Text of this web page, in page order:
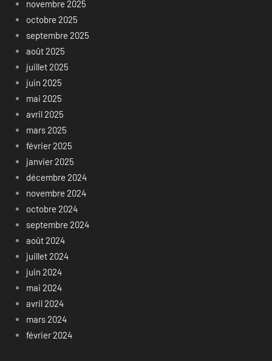
novembre 2025
octobre 2025
septembre 2025
août 2025
juillet 2025
juin 2025
mai 2025
avril 2025
mars 2025
février 2025
janvier 2025
décembre 2024
novembre 2024
octobre 2024
septembre 2024
août 2024
juillet 2024
juin 2024
mai 2024
avril 2024
mars 2024
février 2024